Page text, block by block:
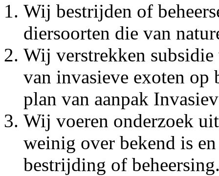
Wij bestrijden of
diersoorten die van
Wij verstrekken
van invasieve exoten
plan van aanpak
Wij voeren onderzoek
weinig over bekend is
bestrijding of